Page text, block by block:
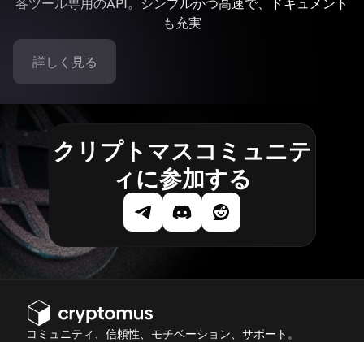
各ツール専用のAPI。シンプルかつ高速で、ドキュメント
も充実
詳しく見る
クリプトマスコミュニテ
ィに参加する
コミュニティ、信頼性、モチベーション、サポート。